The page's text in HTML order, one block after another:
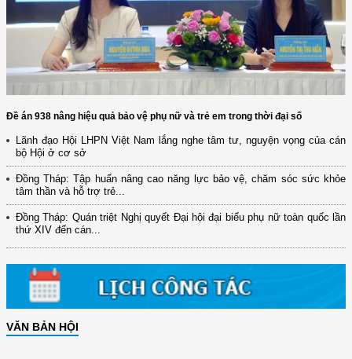
Đề án 938 nâng hiệu quả bảo vệ phụ nữ và trẻ em trong thời đại số
Lãnh đạo Hội LHPN Việt Nam lắng nghe tâm tư, nguyện vọng của cán
bộ Hội ở cơ sở
Đồng Tháp: Tập huấn nâng cao năng lực bảo vệ, chăm sóc sức khỏe
tâm thần và hỗ trợ trẻ...
Đồng Tháp: Quán triệt Nghị quyết Đại hội đại biểu phụ nữ toàn quốc lần
thứ XIV đến cán...
VĂN BẢN HỘI